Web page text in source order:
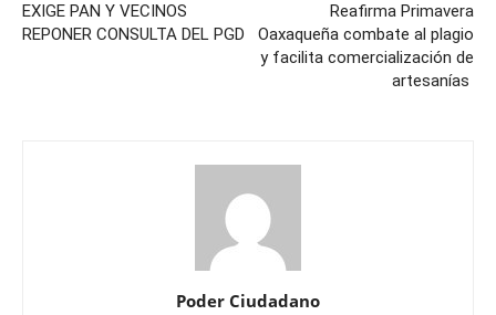
EXIGE PAN Y VECINOS
REPONER CONSULTA DEL PGD
Reafirma Primavera
Oaxaqueña combate al plagio
y facilita comercialización de
artesanías
Poder Ciudadano